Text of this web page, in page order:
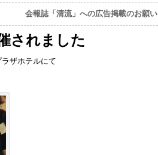
会報誌「清流」への広告掲載のお願い
されました
ザホテルにて